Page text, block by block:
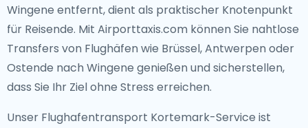
Wingene entfernt, dient als praktischer Knotenpunkt
für Reisende. Mit Airporttaxis.com können Sie nahtlose
Transfers von Flughäfen wie Brüssel, Antwerpen oder
Ostende nach Wingene genießen und sicherstellen,
dass Sie Ihr Ziel ohne Stress erreichen.
Unser Flughafentransport Kortemark-Service ist